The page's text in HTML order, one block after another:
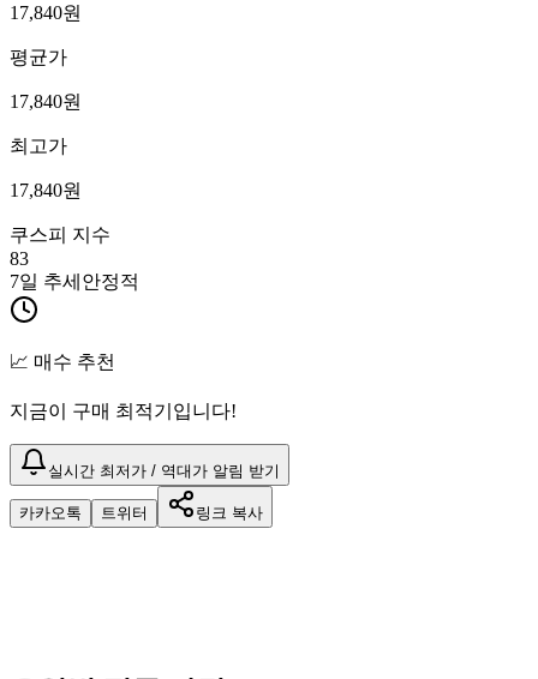
17,840원
평균가
17,840원
최고가
17,840원
쿠스피 지수
83
7일 추세 안정적
📈 매수 추천
지금이 구매 최적기입니다!
실시간 최저가 / 역대가 알림 받기
카카오톡 트위터 링크 복사